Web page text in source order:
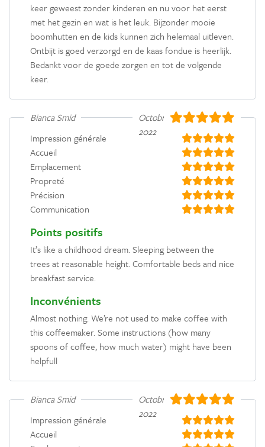
keer geweest zonder kinderen en nu voor het eerst
met het gezin en wat is het leuk. Bijzonder mooie
boomhutten en de kids kunnen zich helemaal uitleven.
Ontbijt is goed verzorgd en de kaas fondue is heerlijk.
Bedankt voor de goede zorgen en tot de volgende
keer.
Bianca Smid
Octobre
2022
Impression générale
Accueil
Emplacement
Propreté
Précision
Communication
Points positifs
It’s like a childhood dream. Sleeping between the
trees at reasonable height. Comfortable beds and nice
breakfast service.
Inconvénients
Almost nothing. We’re not used to make coffee with
this coffeemaker. Some instructions (how many
spoons of coffee, how much water) might have been
helpfull
Bianca Smid
Octobre
2022
Impression générale
Accueil